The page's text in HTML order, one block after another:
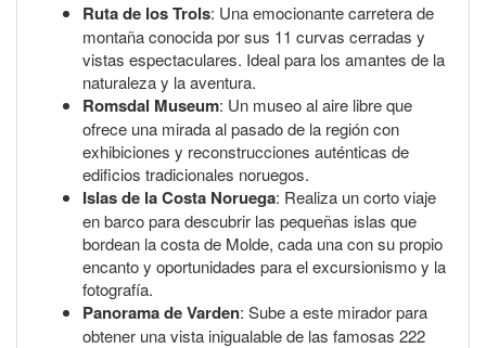
Ruta de los Trols: Una emocionante carretera de
montaña conocida por sus 11 curvas cerradas y
vistas espectaculares. Ideal para los amantes de la
naturaleza y la aventura.
Romsdal Museum: Un museo al aire libre que
ofrece una mirada al pasado de la región con
exhibiciones y reconstrucciones auténticas de
edificios tradicionales noruegos.
Islas de la Costa Noruega: Realiza un corto viaje
en barco para descubrir las pequeñas islas que
bordean la costa de Molde, cada una con su propio
encanto y oportunidades para el excursionismo y la
fotografía.
Panorama de Varden: Sube a este mirador para
obtener una vista inigualable de las famosas 222